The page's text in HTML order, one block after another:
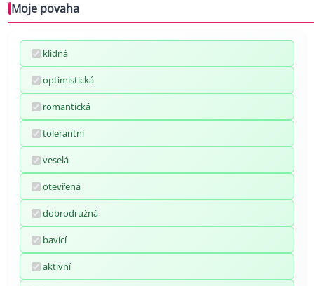
Moje povaha
klidná
optimistická
romantická
tolerantní
veselá
otevřená
dobrodružná
bavící
aktivní